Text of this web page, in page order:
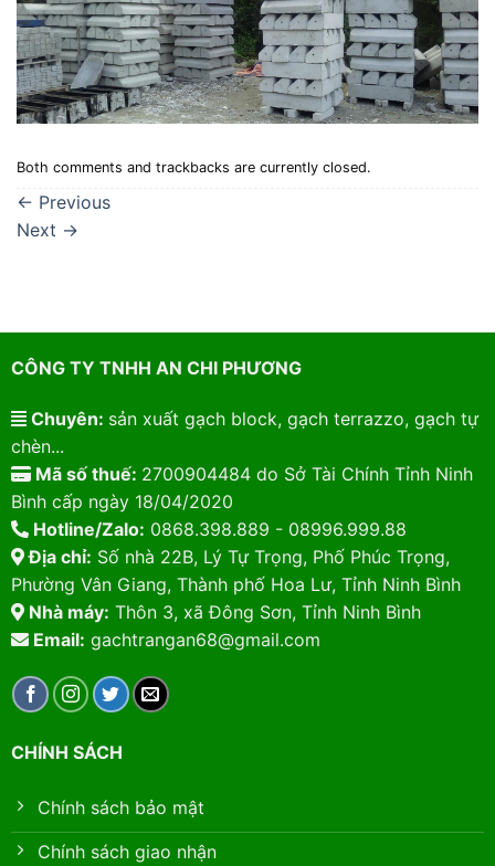
Both comments and trackbacks are currently closed.
← Previous
Next →
CÔNG TY TNHH AN CHI PHƯƠNG
Chuyên: sản xuất gạch block, gạch terrazzo, gạch tự
chèn...
Mã số thuế: 2700904484 do Sở Tài Chính Tỉnh Ninh
Bình cấp ngày 18/04/2020
Hotline/Zalo: 0868.398.889 - 08996.999.88
Địa chỉ: Số nhà 22B, Lý Tự Trọng, Phố Phúc Trọng,
Phường Vân Giang, Thành phố Hoa Lư, Tỉnh Ninh Bình
Nhà máy: Thôn 3, xã Đông Sơn, Tỉnh Ninh Bình
Email: gachtrangan68@gmail.com
CHÍNH SÁCH
Chính sách bảo mật
Chính sách giao nhận